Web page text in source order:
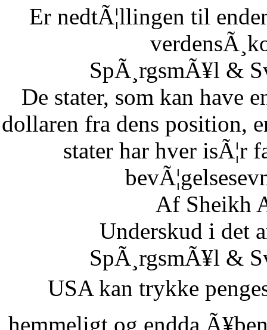
Er nedtÃ¦llingen til
SpÃ¸rgsmÃ¥l &
De stater, som kan have
dollaren fra dens position,
stater har hver isÃ¦r
Af Sheikh
Underskud i det
SpÃ¸rgsmÃ¥l &
USA kan trykke
hemmeligt og endda